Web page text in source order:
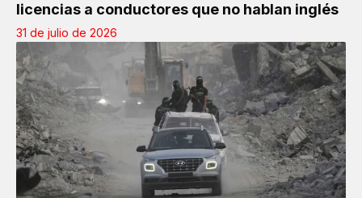
licencias a conductores que no hablan inglés
31 de julio de 2026